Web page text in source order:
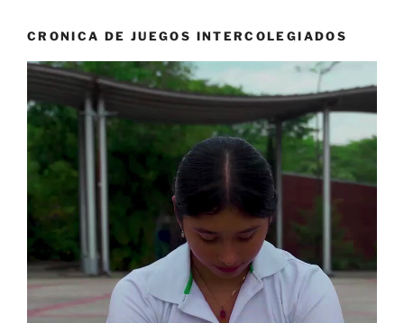
CRONICA DE JUEGOS INTERCOLEGIADOS
Reproductor
vídeo